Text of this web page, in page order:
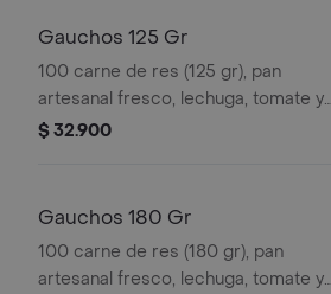
Gauchos 125 Gr
100 carne de res (125 gr), pan
artesanal fresco, lechuga, tomate y
cebolla fresca. Se sirve a término
$ 32.900
Gauchos 180 Gr
100 carne de res (180 gr), pan
artesanal fresco, lechuga, tomate y